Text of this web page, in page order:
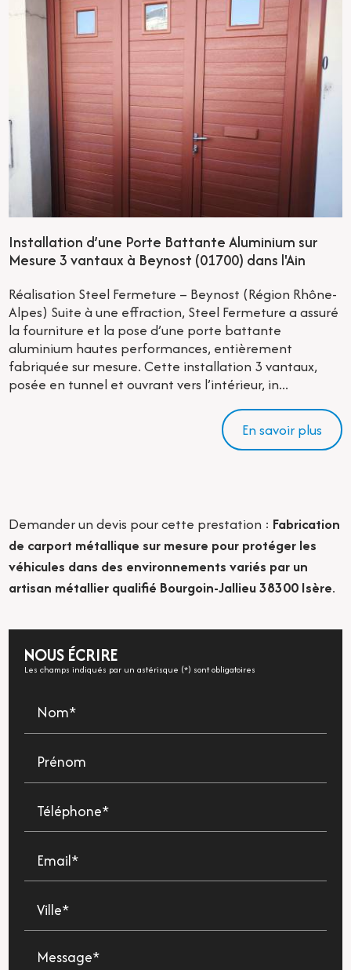
Installation d’une Porte Battante Aluminium sur
Mesure 3 vantaux à Beynost (01700) dans l'Ain
Réalisation Steel Fermeture – Beynost (Région Rhône-
Alpes) Suite à une effraction, Steel Fermeture a assuré
la fourniture et la pose d’une porte battante
aluminium hautes performances, entièrement
fabriquée sur mesure. Cette installation 3 vantaux,
posée en tunnel et ouvrant vers l’intérieur, in...
En savoir plus
Demander un devis pour cette prestation : Fabrication
de carport métallique sur mesure pour protéger les
véhicules dans des environnements variés par un
artisan métallier qualifié Bourgoin-Jallieu 38300 Isère.
NOUS ÉCRIRE
Les champs indiqués par un astérisque (*) sont obligatoires
Nom*
Prénom
Téléphone*
Email*
Ville*
Message*